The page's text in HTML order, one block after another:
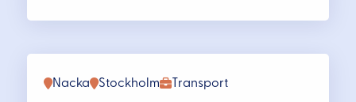
Transport
Nacka Stockholm